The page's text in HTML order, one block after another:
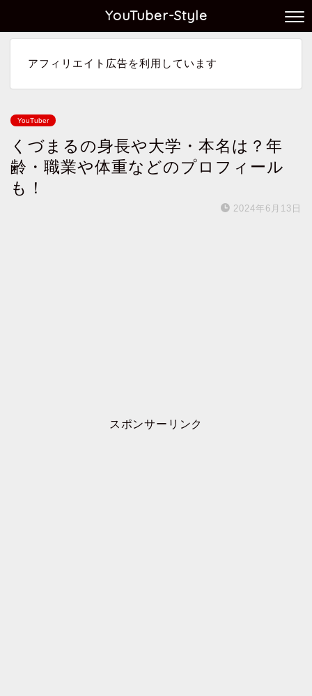
YouTuber-Style
アフィリエイト広告を利用しています
YouTuber
くづまるの身長や大学・本名は？年
齢・職業や体重などのプロフィール
も！
2024年6月13日
スポンサーリンク